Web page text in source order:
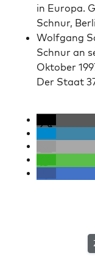
in Europa.
Schnur,
Wolf­gang
Schnur an
Okto­ber
Der Staat